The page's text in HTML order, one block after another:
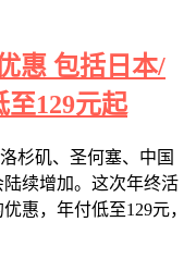
惠 包括日本/
129元起
杉矶、圣何塞、中国
续增加。这次年终活
惠，年付低至129元，